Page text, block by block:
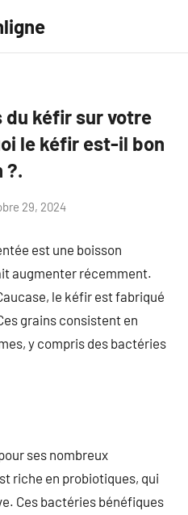
kéfir sur votre
le kéfir est-il bon
?.
29, 2024
est une boisson
augmenter récemment.
le kéfir est fabriqué
grains consistent en
y compris des bactéries
ses nombreux
riche en probiotiques, qui
Ces bactéries bénéfiques